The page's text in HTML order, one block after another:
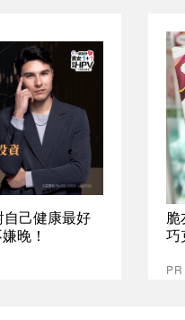
己健康最好
晚！
脆
巧